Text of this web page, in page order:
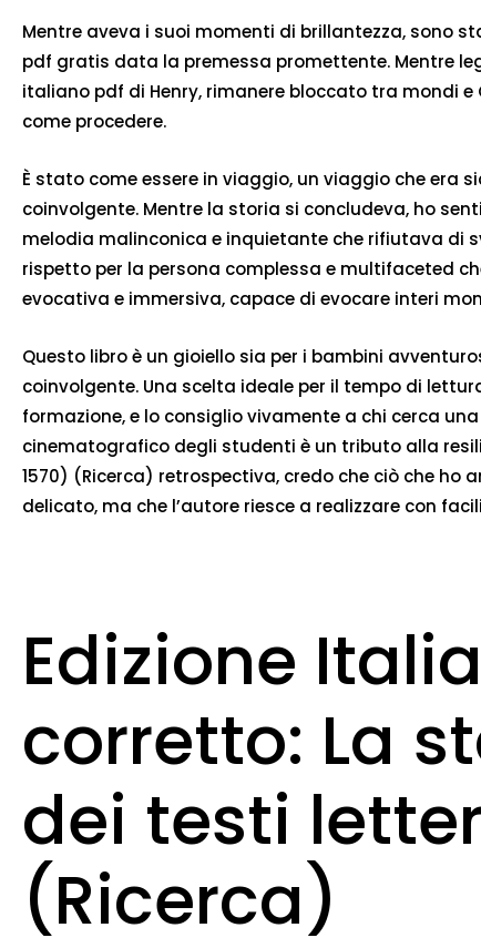
Mentre aveva i suoi momenti di brillantezza, sono
pdf gratis data la premessa promettente. Mentre
italiano pdf di Henry, rimanere bloccato tra mondi
come procedere.
È stato come essere in viaggio, un viaggio che
coinvolgente. Mentre la storia si concludeva, ho
melodia malinconica e inquietante che rifiutava di
rispetto per la persona complessa e multifaceted
evocativa e immersiva, capace di evocare interi
Questo libro è un gioiello sia per i bambini
coinvolgente. Una scelta ideale per il tempo di
formazione, e lo consiglio vivamente a chi cerca
cinematografico degli studenti è un tributo alla
1570) (Ricerca) retrospectiva, credo che ciò che
delicato, ma che l’autore riesce a realizzare con
Edizione
corretto: La
dei testi
(Ricerca)